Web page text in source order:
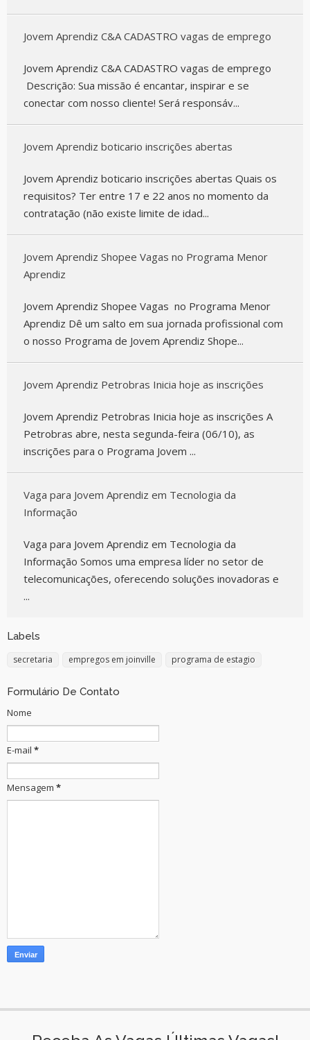
Jovem Aprendiz C&A CADASTRO vagas de emprego
Jovem Aprendiz C&A CADASTRO vagas de emprego
Descrição: Sua missão é encantar, inspirar e se
conectar com nosso cliente! Será responsáv...
Jovem Aprendiz boticario inscrições abertas
Jovem Aprendiz boticario inscrições abertas Quais os
requisitos? Ter entre 17 e 22 anos no momento da
contratação (não existe limite de idad...
Jovem Aprendiz Shopee Vagas no Programa Menor
Aprendiz
Jovem Aprendiz Shopee Vagas no Programa Menor
Aprendiz Dê um salto em sua jornada profissional com
o nosso Programa de Jovem Aprendiz Shope...
Jovem Aprendiz Petrobras Inicia hoje as inscrições
Jovem Aprendiz Petrobras Inicia hoje as inscrições A
Petrobras abre, nesta segunda-feira (06/10), as
inscrições para o Programa Jovem ...
Vaga para Jovem Aprendiz em Tecnologia da
Informação
Vaga para Jovem Aprendiz em Tecnologia da
Informação Somos uma empresa líder no setor de
telecomunicações, oferecendo soluções inovadoras e
...
Labels
secretaria empregos em joinville programa de estagio
Formulário De Contato
Nome
E-mail *
Mensagem *